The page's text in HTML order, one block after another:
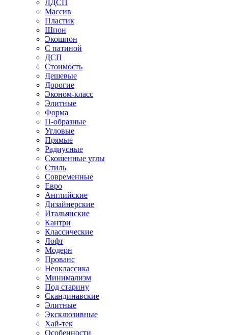
ЛДСП
Массив
Пластик
Шпон
Экошпон
С патиной
ДСП
Стоимость
Дешевые
Дорогие
Эконом-класс
Элитные
Форма
П-образные
Угловые
Прямые
Радиусные
Скошенные углы
Стиль
Современные
Евро
Английские
Дизайнерские
Итальянские
Кантри
Классические
Лофт
Модерн
Прованс
Неоклассика
Минимализм
Под старину
Скандинавские
Элитные
Эксклюзивные
Хай-тек
Особенности